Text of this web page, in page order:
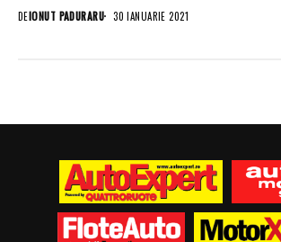
DEIONUT PADURARU 30 IANUARIE 2021